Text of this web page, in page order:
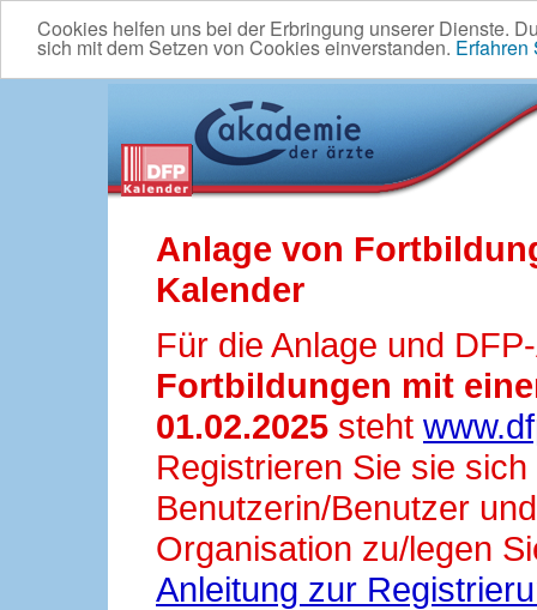
Cookies helfen uns bei der Erbringung unserer Dienste.
sich mit dem Setzen von Cookies einverstanden. Erfahren
Anlage von
Kalender
Für die Anlage und
Fortbildungen mit
01.02.2025 steht
Registrieren Sie sie
Benutzerin/Benutzer
Organisation zu/legen
Anleitung zur